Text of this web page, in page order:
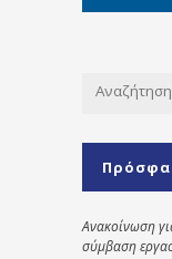
Ανακοίνωση
σύμβαση